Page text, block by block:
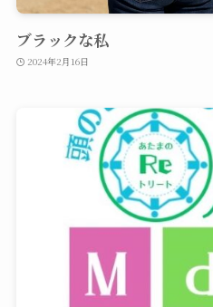
ブラックな私
2024年2月16日